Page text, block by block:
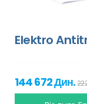
Elektro
144 672 Дин.